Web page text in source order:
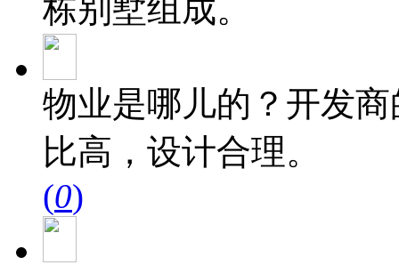
栋别墅组成。
物业是哪儿的？开发
比高，设计合理。
(0)